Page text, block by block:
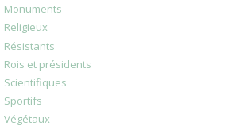
Monuments
Religieux
Résistants
Rois et présidents
Scientifiques
Sportifs
Végétaux